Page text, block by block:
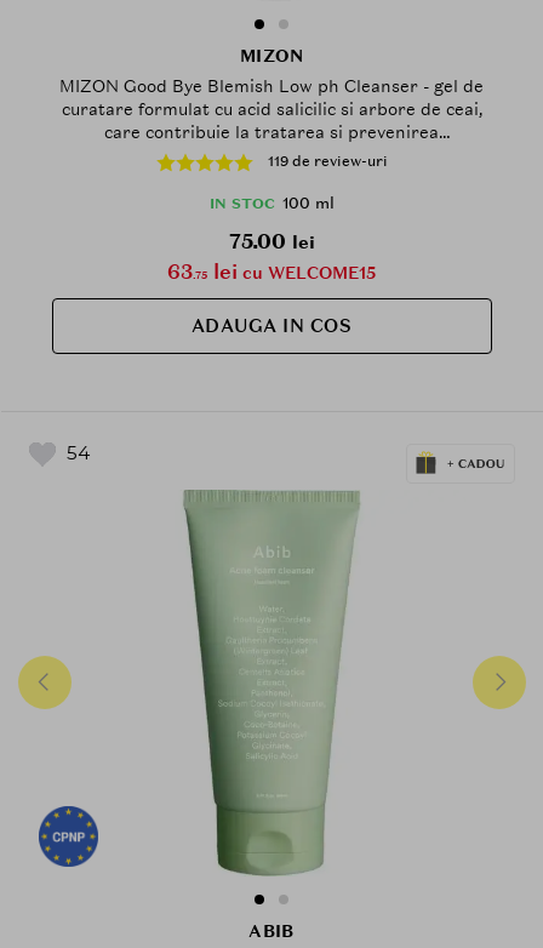
MIZON
MIZON Good Bye Blemish Low ph Cleanser - gel de
curatare formulat cu acid salicilic si arbore de ceai,
care contribuie la tratarea si prevenirea
imperfectiunilor pielii, cum ar fi acneea si punctele
negre, si la metinerea echilibrului natural al pielii -
100 ml
119 de review-uri
IN STOC 100 ml
75.00 lei
63.75 lei cu WELCOME15
ADAUGA IN COS
54
ABIB